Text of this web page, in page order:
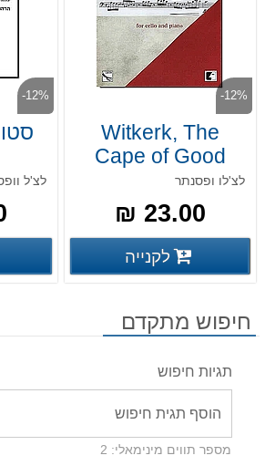
-12%
Witkerk, The
Cape of Good
Hopeלצ'לו ופסנתר
23.00 ₪
פרטים נוספים פרטים לקנייה
-12%
חיפוש מתקדם
תגיות חיפוש
מספר תווים מינימאלי: 2